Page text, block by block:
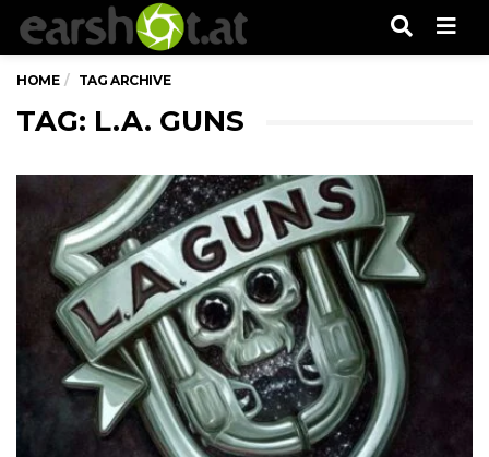
HOME TAG ARCHIVE
TAG: L.A. GUNS